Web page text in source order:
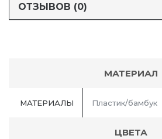
ОТЗЫВОВ (0)
МАТЕРИАЛ
МАТЕРИАЛЫ Пластик/бамбук
ЦВЕТА